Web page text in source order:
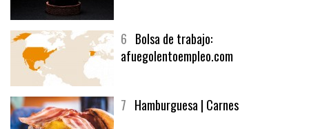
6 Bolsa de trabajo:
afuegolentoempleo.com
7 Hamburguesa | Carnes